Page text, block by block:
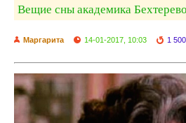
Вещие сны академика
Маргарита 14-01-2017, 10:03 1 500